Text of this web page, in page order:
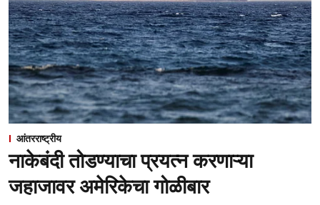
आंतरराष्ट्रीय
नाकेबंदी तोडण्याचा प्रयत्न करणाऱ्या
जहाजावर अमेरिकेचा गोळीबार